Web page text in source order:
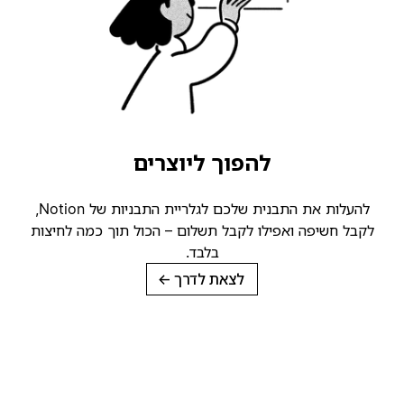
להפוך ליוצרים
להעלות את התבנית שלכם לגלריית התבניות של Notion,
לקבל חשיפה ואפילו לקבל תשלום – הכול תוך כמה לחיצות
בלבד.
לצאת לדרך→